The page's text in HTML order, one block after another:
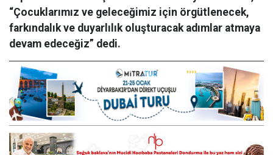
“Çocuklarımız ve geleceğimiz için örgütlenecek,
farkındalık ve duyarlılık oluşturacak adımlar atmaya
devam edeceğiz” dedi.